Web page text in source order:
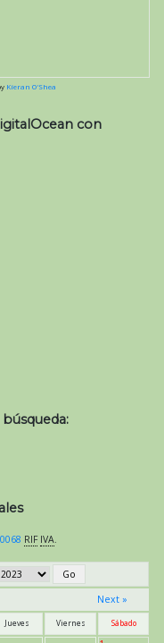
Kieran O'Shea
con
RIF IVA
Next »
Jueves Viernes Sábado